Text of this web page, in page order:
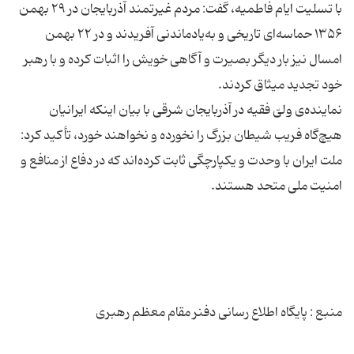
با تسلیت ایام فاطمیه، گفت: مردم غیرتمند آذربایجان در ۲۹ بهمن
۱۳۵۶ حماسه‌ای تاریخی و به‌یادماندنی آفریدند و در ۲۲ بهمن
امسال نیز بار دیگر بصیرت و آگاهی خویش را اثبات کرده و با رهبر
نماینده‌ی ولیّ فقیه در آذربایجان شرقی با بیان اینکه ایرانیان
هیچ‌گاه فریب شیطان بزرگ را نخورده و نخواهند خورد، تأکید کرد:
ملت ایران با وحدت و یکپارچگی ثابت کرده‌اند که در دفاع از منافع و
منبع : پایگاه اطلاع رسانی دفنر مقام معظم رهبری